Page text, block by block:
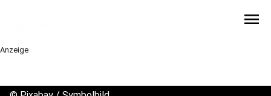
menu
Anzeige